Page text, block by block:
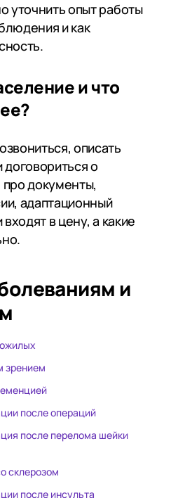
уточнить опыт работы
и как
и что
описать
о
документы,
адаптационный
в цену, а какие
и
зрением
после операций
после перелома шейки
склерозом
после инсульта